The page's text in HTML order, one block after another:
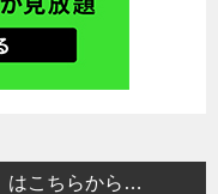
はこちらから…